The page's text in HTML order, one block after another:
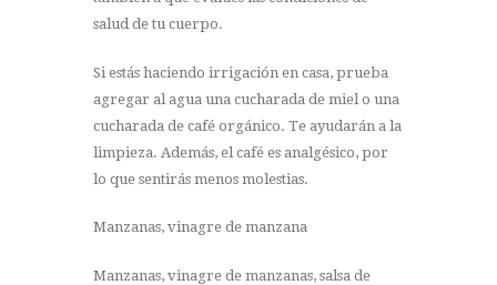
salud de tu cuerpo.
Si estás haciendo irrigación en casa, prueba
agregar al agua una cucharada de miel o una
cucharada de café orgánico. Te ayudarán a la
limpieza. Además, el café es analgésico, por
lo que sentirás menos molestias.
Manzanas, vinagre de manzana
Manzanas, vinagre de manzanas, salsa de